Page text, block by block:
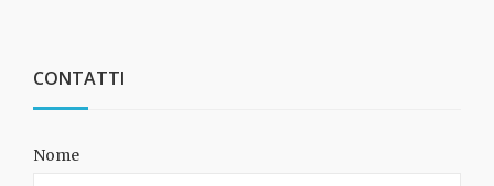
CONTATTI
Nome